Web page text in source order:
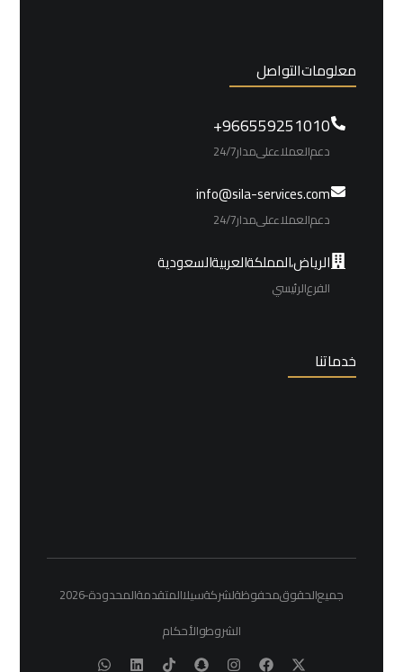
معلومات التواصل
966559251010+
دعم العملاء على مدار 24/7
info@sila-services.com
دعم العملاء على مدار 24/7
الرياض، المملكة العربية السعودية
الفرع الرئيسي
خدماتنا
جميع الحقوق محفوظة لشركة سيلا المتقدمة المحدودة - 2026
الشروط والأحكام